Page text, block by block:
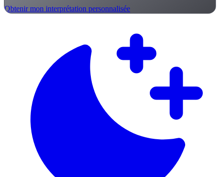
Obtenir mon interprétation personnalisée